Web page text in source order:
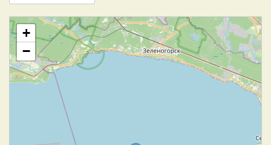
+
−